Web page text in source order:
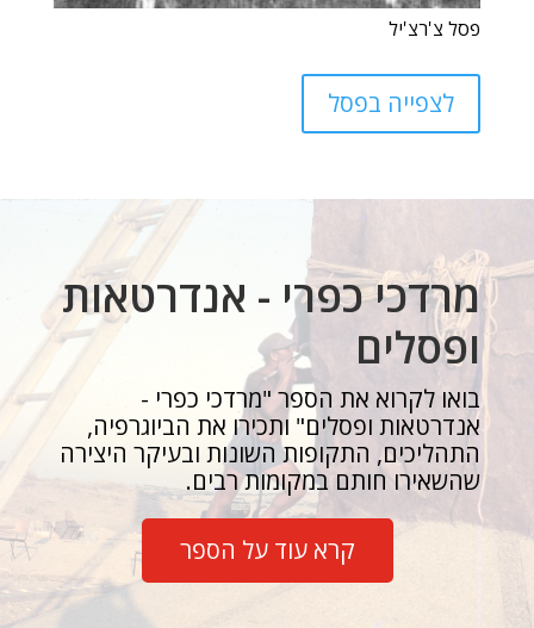
פסל צ'רצ'יל
לצפייה בפסל
מרדכי כפרי - אנדרטאות
ופסלים
בואו לקרוא את הספר "מרדכי כפרי -
אנדרטאות ופסלים" ותכירו את הביוגרפיה,
התהליכים, התקופות השונות ובעיקר היצירה
שהשאירו חותם במקומות רבים.
קרא עוד על הספר